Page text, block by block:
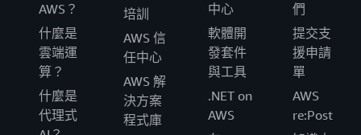
AWS？
什麼是
雲端運
算？
什麼是
代理式
培訓
AWS 信
任中心
AWS 解
決方案
程式庫
中心
軟體開
發套件
與工具
.NET on
AWS
們
提交支
援申請
單
AWS
re:Post